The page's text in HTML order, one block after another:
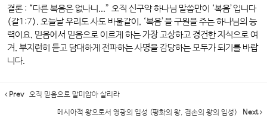
결론 : “다른 복음은 없나니...” 오직 신구약 하나님 말씀만이 ‘복음’입니다
(갈1:7). 오늘날 우리도 사도 바울같이, ‘복음’을 구원을 주는 하나님의 능
력이요, 믿음에서 믿음으로 이르게 하는 가장 고상하고 경건한 지식으로 여
겨, 부지런히 듣고 담대하게 전파하는 사명을 감당하는 모두가 되기를 바랍
니다.
Prev 오직 믿음으로 말미암아 살리라
메시아적 왕으로서 영광의 입성 (평화의 왕, 겸손의 왕의 입성) Next